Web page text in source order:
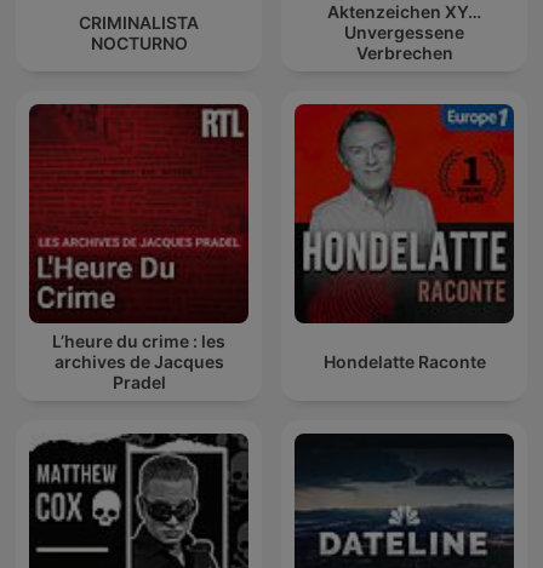
CRIMINALISTA
NOCTURNO
Aktenzeichen XY…
Unvergessene
Verbrechen
L’heure du crime : les
archives de Jacques
Pradel
Hondelatte Raconte